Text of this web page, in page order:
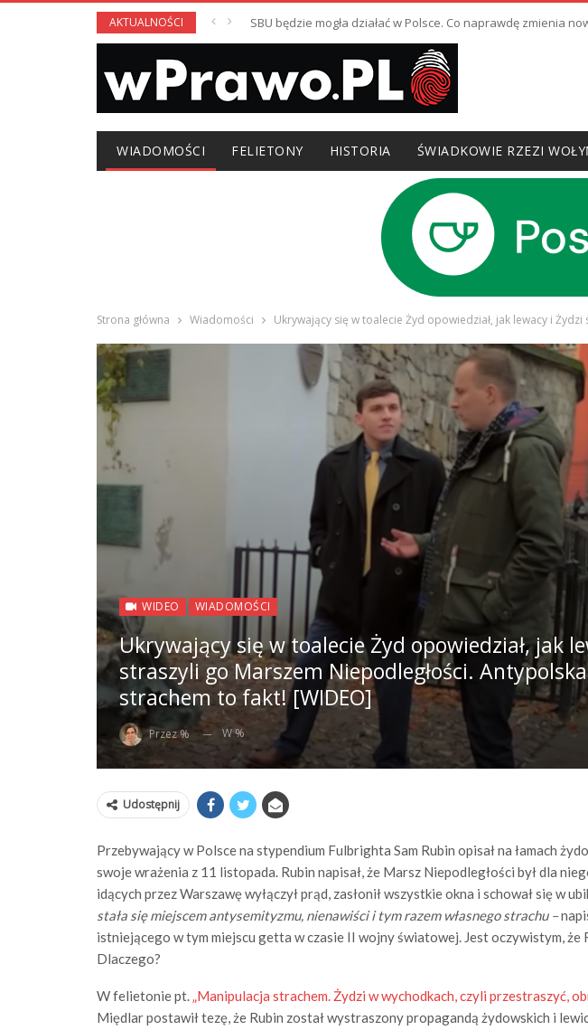
AKTUALNOŚCI SBU będzie mogła działać w Polsce. Co naprawdę zmienia
WIADOMOŚCI FELIETONY HISTORIA ŚWIADKOWIE RZEZI
Strona główna Wiadomości Ukrywający się w toalecie Żyd opowiedział, jak lewacy i
WIDEO WIADOMOŚCI
Ukrywający się w toalecie Żyd opowiedział, jak
straszyli go Marszem Niepodległości.
strachem to fakt! [WIDEO]
Przez % W %
Udostępnij
Przebywający w Polsce na stypendium Fulbrighta Sam Rubin opisał na łamach
swoje wrażenia z 11 listopada. Rubin napisał, że Marsz Niepodległości był dla
idących przez Warszawę wyłączył prąd, zasłonił wszystkie okna i schował się w
stała się miejscem antysemityzmu, nienawiści i tym razem własnego strachu –
istniejącego w tym miejscu getta w czasie II wojny światowej. Jest oczywistym, że
Dlaczego?
W felietonie pt.„Manipulacja strachem. Żydzi w wychodkach, czyli przestraszyć,
Międlar postawił tezę, że Rubin został wystraszony propagandą żydowskich i